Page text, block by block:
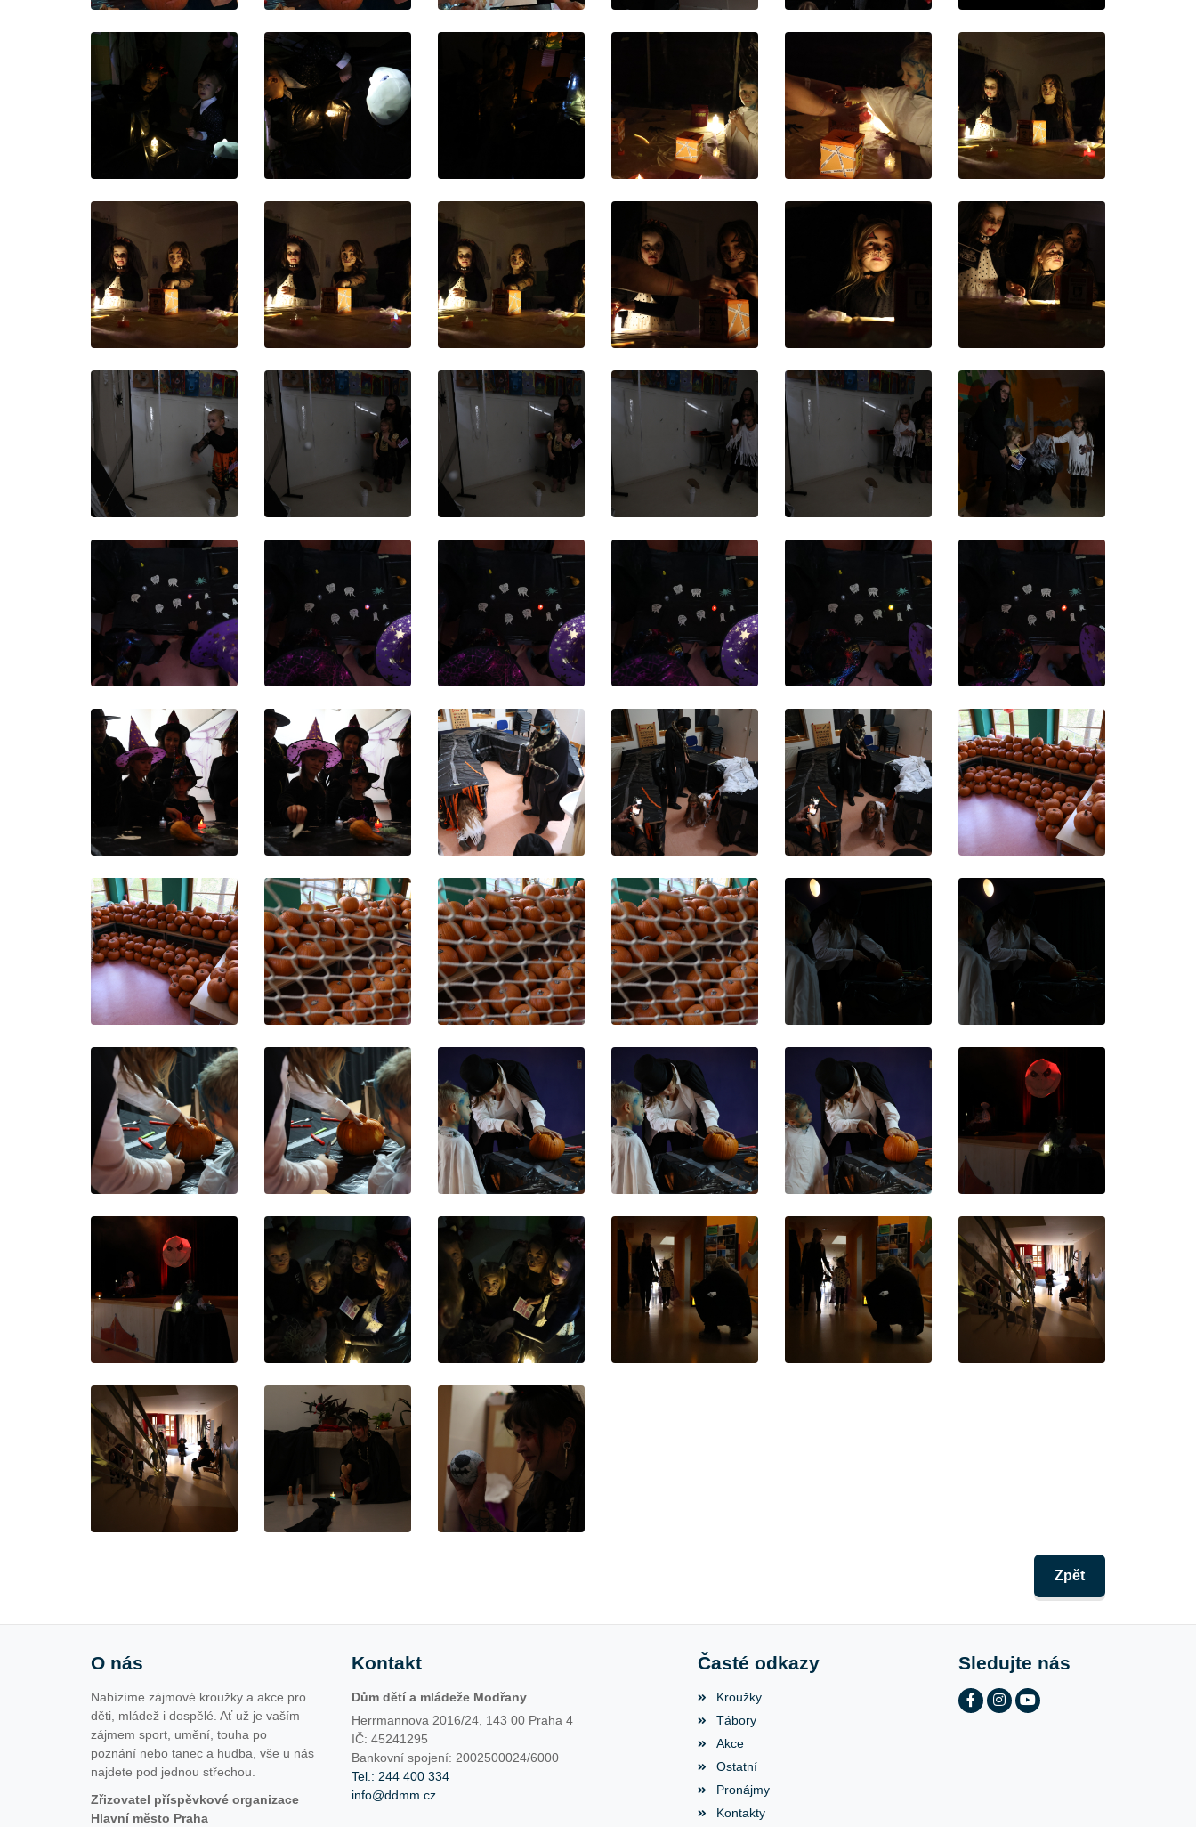
Zpět
O nás
Nabízíme zájmové kroužky a akce pro
děti, mládež i dospělé. Ať už je vaším
zájmem sport, umění, touha po
poznání nebo tanec a hudba, vše u nás
najdete pod jednou střechou.
Zřizovatel příspěvkové organizace
Hlavní město Praha
Kontakt
Dům dětí a mládeže Modřany
Herrmannova 2016/24, 143 00 Praha 4
IČ: 45241295
Bankovní spojení: 2002500024/6000
Tel.: 244 400 334
info@ddmm.cz
Časté odkazy
Kroužky
Tábory
Akce
Ostatní
Pronájmy
Kontakty
Sledujte nás